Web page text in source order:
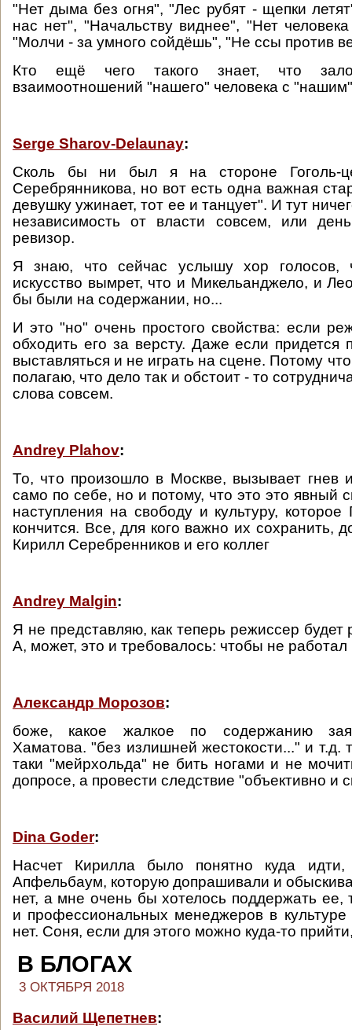
"Нет дыма без огня", "Лес рубят - щепки
нас нет", "Начальству виднее", "Нет
"Молчи - за умного сойдёшь", "Не ссы против
Кто ещё чего такого знает, что
взаимоотношений "нашего" человека с
Serge Sharov-Delaunay:
Сколь бы ни был я на стороне Гоголь-
Серебрянникова, но вот есть одна важная
девушку ужинает, тот ее и танцует". И тут
независимость от власти совсем, или
ревизор.
Я знаю, что сейчас услышу хор голосов,
искусство вымрет, что и Микельанджело, и
бы были на содержании, но...
И это "но" очень простого свойства: если
обходить его за версту. Даже если придется
выставляться и не играть на сцене. Потому
полагаю, что дело так и обстоит - то
слова совсем.
Andrey Plahov:
То, что произошло в Москве, вызывает гнев
само по себе, но и потому, что это это явный
наступления на свободу и культуру, которое
кончится. Все, для кого важно их сохранить,
Кирилл Серебренников и его коллег
Andrey Malgin:
Я не представляю, как теперь режиссер будет
А, может, это и требовалось: чтобы не работал
Александр Морозов:
боже, какое жалкое по содержанию
Хаматова. "без излишней жестокости..." и т.д.
таки "мейрхольда" не бить ногами и не
допросе, а провести следствие "объективно и
Dina Goder:
Насчет Кирилла было понятно куда
Апфельбаум, которую допрашивали и
нет, а мне очень бы хотелось поддержать
и профессиональных менеджеров в культуре
нет. Соня, если для этого можно куда-то
В БЛОГАХ
3 ОКТЯБРЯ 2018
Василий Щепетнев: